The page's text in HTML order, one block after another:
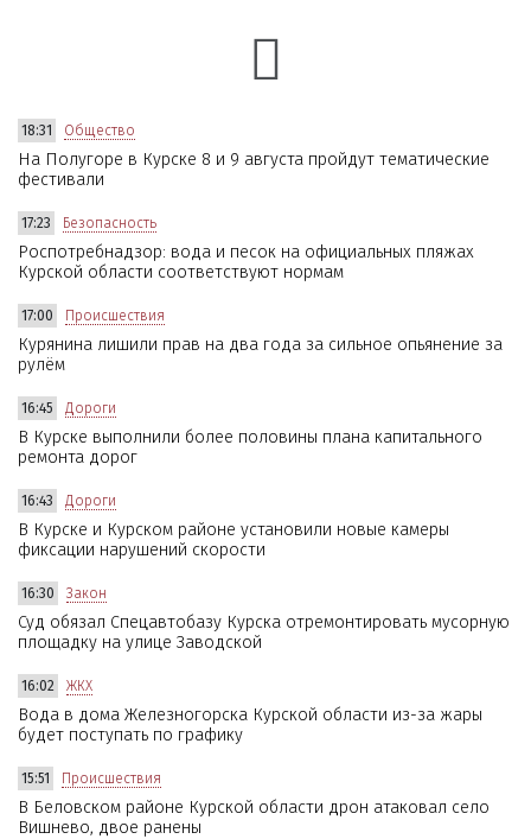
18:31 Общество
На Полугоре в Курске 8 и 9 августа пройдут тематические
фестивали
17:23 Безопасность
Роспотребнадзор: вода и песок на официальных пляжах
Курской области соответствуют нормам
17:00 Происшествия
Курянина лишили прав на два года за сильное опьянение за
рулём
16:45 Дороги
В Курске выполнили более половины плана капитального
ремонта дорог
16:43 Дороги
В Курске и Курском районе установили новые камеры
фиксации нарушений скорости
16:30 Закон
Суд обязал Спецавтобазу Курска отремонтировать мусорную
площадку на улице Заводской
16:02 ЖКХ
Вода в дома Железногорска Курской области из-за жары
будет поступать по графику
15:51 Происшествия
В Беловском районе Курской области дрон атаковал село
Вишнево, двое ранены